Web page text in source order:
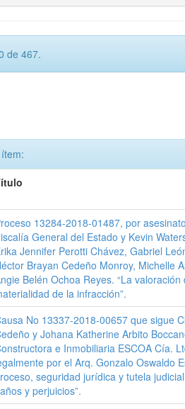
de 467.
13284-2018-01487, por
General del Estado y Kevin
Jennifer Perotti Chávez, Gabriel
Brayan Cedeño Monroy, Michelle
Belén Ochoa Reyes. “La
de la infracción”.
No 13337-2018-00657 que sigue
y Johana Katherine Arbito
e Inmobiliaria ESCOA Cía.
por el Arq. Gonzalo Oswaldo
seguridad jurídica y tutela
y perjuicios”.